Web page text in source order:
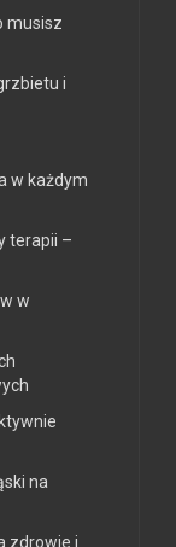
musisz
i
w każdym
terapii –
w
na
zdrowie i